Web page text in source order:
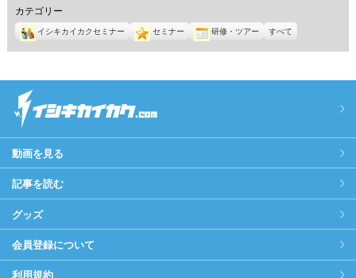
カテゴリー
イシキカイカクセミナー セミナー 研修・ツアー すべて
動画を見る
記事を読む
グッズ
会員登録について